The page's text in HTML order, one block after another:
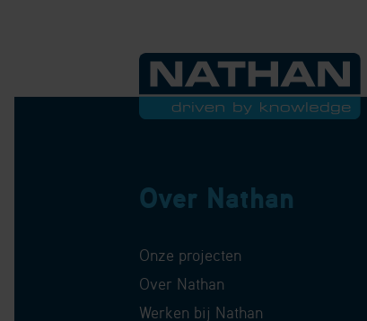
Over Nathan
Onze projecten
Over Nathan
Werken bij Nathan